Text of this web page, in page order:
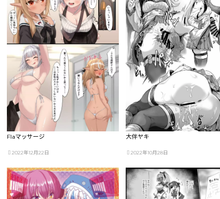
Flaマッサージ
2022年12月22日
大伴ヤキ
2022年10月28日